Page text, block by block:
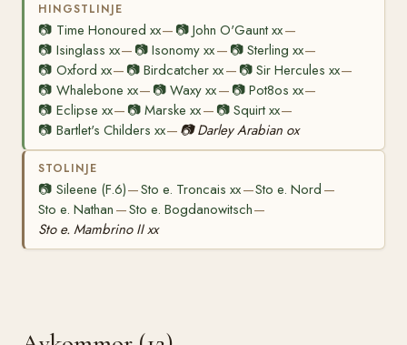
HINGSTLINJE
📷 Time Honoured xx— 📷John O'Gaunt xx—
📷 Isinglass xx— 📷Isonomy xx— 📷 Sterling xx—
📷 Oxford xx— 📷Birdcatcher xx— 📷 Sir Hercules xx—
📷 Whalebone xx— 📷Waxy xx— 📷 Pot8os xx—
📷 Eclipse xx— 📷Marske xx— 📷 Squirt xx—
📷 Bartlet's Childers xx— 📷 Darley Arabian ox
STOLINJE
📷 Sileene (F.6)—Sto e. Troncais xx—Sto e. Nord —
Sto e. Nathan —Sto e. Bogdanowitsch—
Sto e. Mambrino II xx